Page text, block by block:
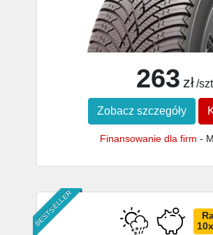
263 zł /
Zobacz szczegóły
Finansowanie dla firm -
BESTSELLER